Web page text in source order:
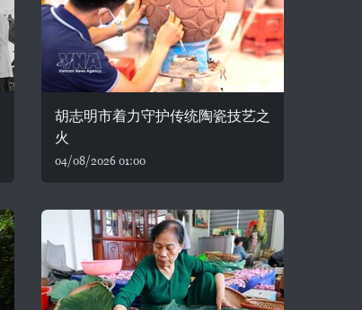
胡志明市着力守护传统陶瓷技艺之
火
04/08/2026 01:00